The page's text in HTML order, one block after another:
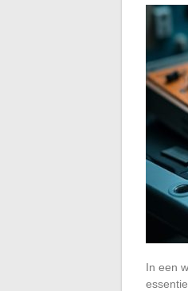
In een